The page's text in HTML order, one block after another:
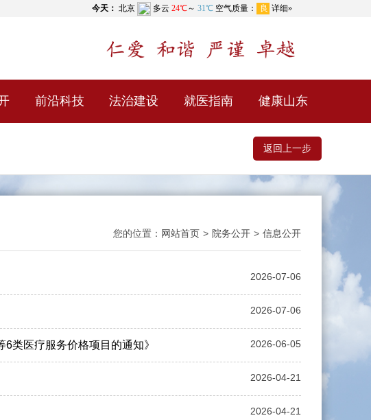
前沿科技 法治建设 就医指南 健康山东
返回上一步
您的位置： 网站首页 > 院务公开 > 信息公开
2026-07-06
2026-07-06
类医疗服务价格项目的通知》 2026-06-05
2026-04-21
2026-04-21